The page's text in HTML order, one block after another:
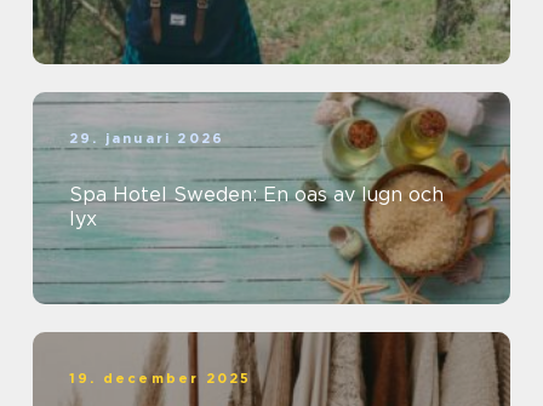
29. januari 2026
Spa Hotel Sweden: En oas av lugn och
lyx
19. december 2025